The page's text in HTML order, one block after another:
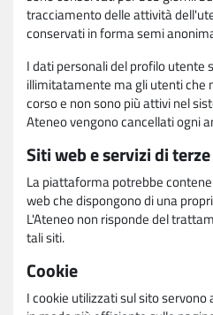
tracciamento delle attività
conservati in forma semi
I dati personali del profilo utente
illimitatamente ma gli utenti che
corso e non sono più attivi nel
Ateneo vengono cancellati ogni
Siti web e servizi di
La piattaforma potrebbe
web che dispongono di una
L'Ateneo non risponde del
tali siti.
Cookie
I cookie utilizzati sul sito